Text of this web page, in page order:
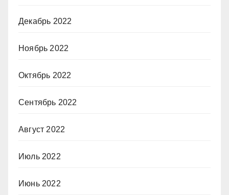
Декабрь 2022
Ноябрь 2022
Октябрь 2022
Сентябрь 2022
Август 2022
Июль 2022
Июнь 2022